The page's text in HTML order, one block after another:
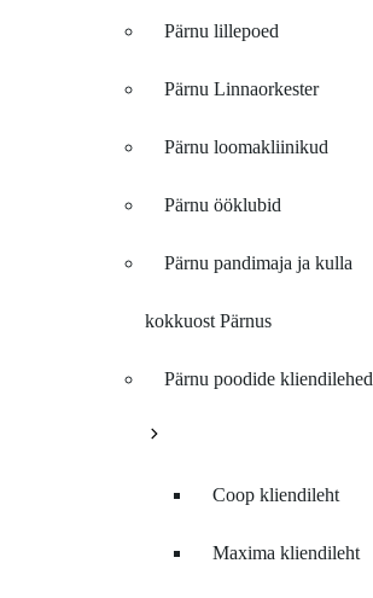
Pärnu lillepoed
Pärnu Linnaorkester
Pärnu loomakliinikud
Pärnu ööklubid
Pärnu pandimaja ja kulla
kokkuost Pärnus
Pärnu poodide kliendilehed
Coop kliendileht
Maxima kliendileht